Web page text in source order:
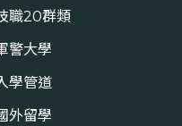
職20群類
警大學
學管道
外留學